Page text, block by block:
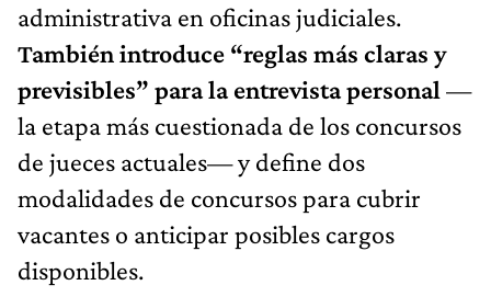
administrativa en oficinas judiciales.
También introduce “reglas más claras y
previsibles” para la entrevista personal —
la etapa más cuestionada de los concursos
de jueces actuales— y define dos
modalidades de concursos para cubrir
vacantes o anticipar posibles cargos
disponibles.